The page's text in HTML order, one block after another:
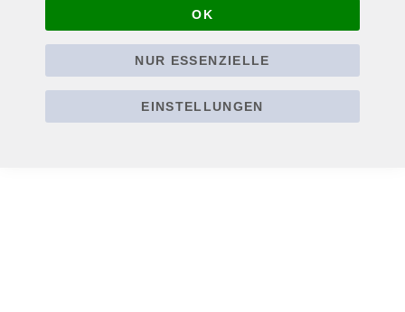
OK
NUR ESSENZIELLE
EINSTELLUNGEN